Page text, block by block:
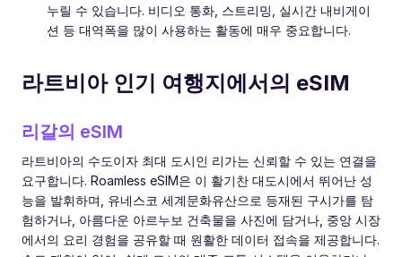
누릴 수 있습니다. 비디오 통화, 스트리밍, 실시간 내비게이
션 등 대역폭을 많이 사용하는 활동에 매우 중요합니다.
라트비아 인기 여행지에서의 eSIM
리갈의 eSIM
라트비아의 수도이자 최대 도시인 리가는 신뢰할 수 있는 연결을
요구합니다. Roamless eSIM은 이 활기찬 대도시에서 뛰어난 성
능을 발휘하며, 유네스코 세계문화유산으로 등재된 구시가를 탐
험하거나, 아름다운 아르누보 건축물을 사진에 담거나, 중앙 시장
에서의 요리 경험을 공유할 때 원활한 데이터 접속을 제공합니다.